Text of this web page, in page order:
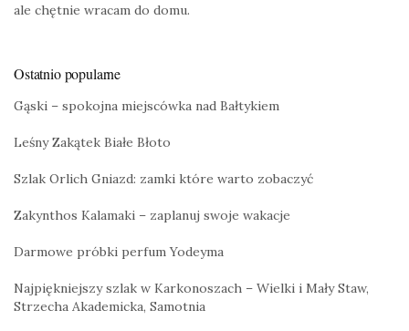
ale chętnie wracam do domu.
Ostatnio popularne
Gąski – spokojna miejscówka nad Bałtykiem
Leśny Zakątek Białe Błoto
Szlak Orlich Gniazd: zamki które warto zobaczyć
Zakynthos Kalamaki – zaplanuj swoje wakacje
Darmowe próbki perfum Yodeyma
Najpiękniejszy szlak w Karkonoszach – Wielki i Mały Staw,
Strzecha Akademicka, Samotnia